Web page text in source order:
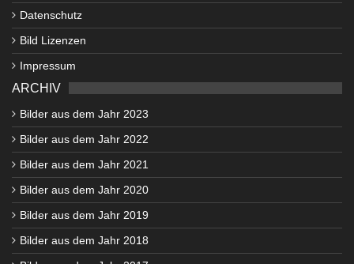
Datenschutz
Bild Lizenzen
Impressum
ARCHIV
Bilder aus dem Jahr 2023
Bilder aus dem Jahr 2022
Bilder aus dem Jahr 2021
Bilder aus dem Jahr 2020
Bilder aus dem Jahr 2019
Bilder aus dem Jahr 2018